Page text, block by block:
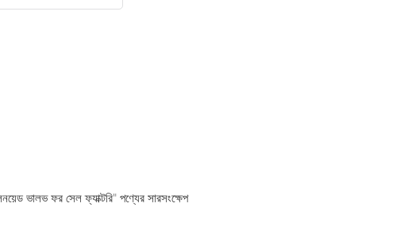
ভালভ ফর সেল ফ্যাক্টরি" পণ্যের সারসংক্ষেপ